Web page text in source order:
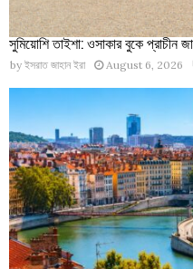
সুমিয়োশি তাইশা: ওসাকার বুকে প্রাচীন
by ইসরাত জাহান ইরা August 6, 2026